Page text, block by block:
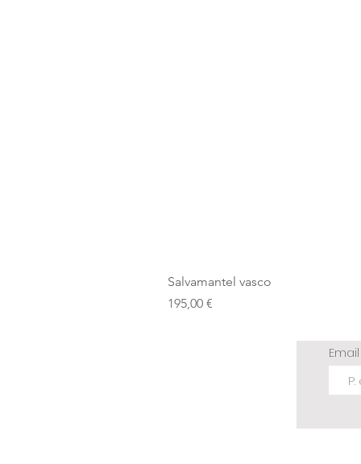
Salvamantel vasco
Precio
195,00 €
Email